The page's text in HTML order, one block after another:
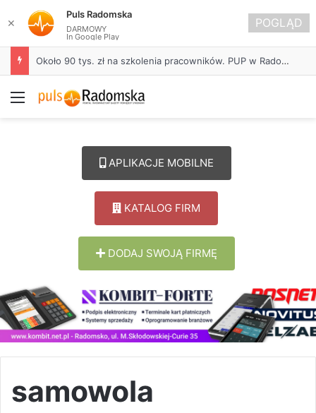
Około 90 tys. zł na szkolenia pracowników. PUP w Radomsku ogłasza nabór wniosków
Menu
APLIKACJE MOBILNE
KATALOG FIRM
DODAJ SWOJĄ FIRMĘ
samowola
✕
Puls Radomska
DARMOWY
In Google Play
POGLĄD